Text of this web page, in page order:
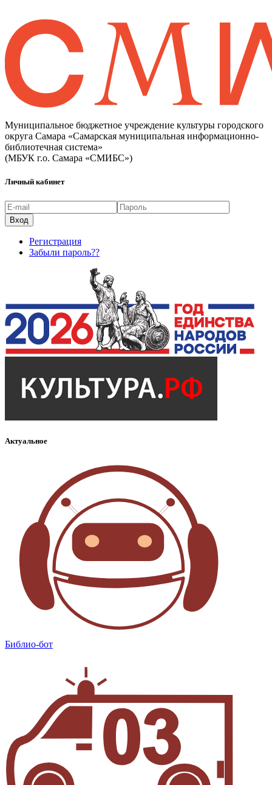
Муниципальное бюджетное учреждение культуры городского
округа Самара «Самарская муниципальная информационно-
библиотечная система»
(МБУК г.о. Самара «СМИБС»)
Личный кабинет
Регистрация
Забыли пароль??
Актуальное
Библио-бот